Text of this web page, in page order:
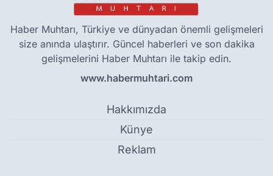
Haber Muhtarı, Türkiye ve dünyadan önemli gelişmeleri
size anında ulaştırır. Güncel haberleri ve son dakika
gelişmelerini Haber Muhtarı ile takip edin.
www.habermuhtari.com
Hakkımızda
Künye
Reklam